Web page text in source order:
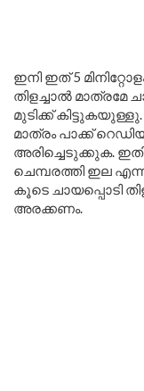
ഇനി ഇത് 5
തിളച്ചാൽ
മുടിക്ക്
മാത്രം പാക്ക്
അരിച്ചെടുക്കുക.
ചെമ്പരത്തി ഇല
കൂടെ ചായപ്പൊടി
അരക്കണം.